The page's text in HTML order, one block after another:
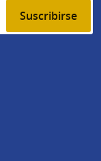
Suscribirse